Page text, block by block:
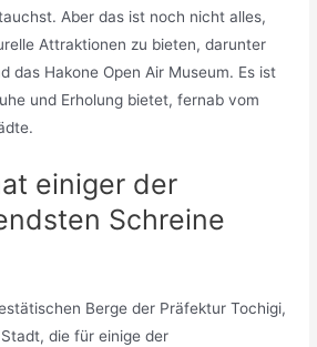
Aber das ist noch nicht alles,
Attraktionen zu bieten, darunter
das Hakone Open Air Museum. Es ist
und Erholung bietet, fernab vom
einiger der
Schreine
Berge der Präfektur Tochigi,
die für einige der